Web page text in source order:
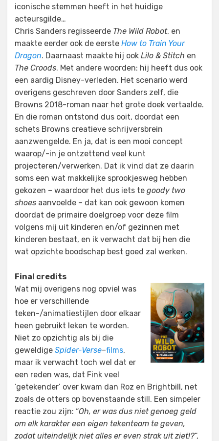
iconische stemmen heeft in het huidige
acteursgilde…
Chris Sanders regisseerde The Wild Robot, en
maakte eerder ook de eerste How to Train Your
Dragon. Daarnaast maakte hij ook Lilo & Stitch en
The Croods. Met andere woorden: hij heeft dus ook
een aardig Disney-verleden. Het scenario werd
overigens geschreven door Sanders zelf, die
Browns 2018-roman naar het grote doek vertaalde.
En die roman ontstond dus ooit, doordat een
schets Browns creatieve schrijversbrein
aanzwengelde. En ja, dat is een mooi concept
waarop/-in je ontzettend veel kunt
projecteren/verwerken. Dat ik vind dat ze daarin
soms een wat makkelijke sprookjesweg hebben
gekozen – waardoor het dus iets te goody two
shoes aanvoelde – dat kan ook gewoon komen
doordat de primaire doelgroep voor deze film
volgens mij uit kinderen en/of gezinnen met
kinderen bestaat, en ik verwacht dat bij hen die
wat opzichte boodschap best goed zal werken.
Final credits
Wat mij overigens nog opviel was
hoe er verschillende
teken-/animatiestijlen door elkaar
heen gebruikt leken te worden.
Niet zo opzichtig als bij die
geweldige Spider-Verse–films,
maar ik verwacht toch wel dat er
een reden was, dat Fink veel
‘getekender’ over kwam dan Roz en Brightbill, net
zoals de otters op bovenstaande still. Een simpeler
reactie zou zijn: “Oh, er was dus niet genoeg geld
om elk karakter een eigen tekenteam te geven,
zodat uiteindelijk niet alles er even strak uit ziet!?“,